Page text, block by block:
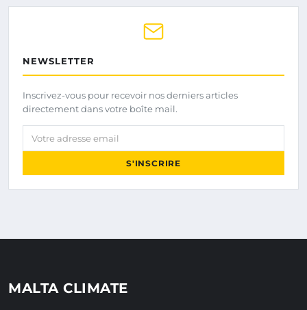
NEWSLETTER
Inscrivez-vous pour recevoir nos derniers articles
directement dans votre boîte mail.
Votre adresse email
S'INSCRIRE
MALTA CLIMATE